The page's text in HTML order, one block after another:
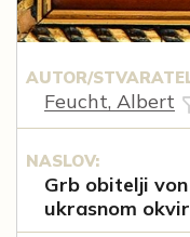
AUTOR/
Feucht, Albert
NASLOV:
Grb obitelji
ukrasnom